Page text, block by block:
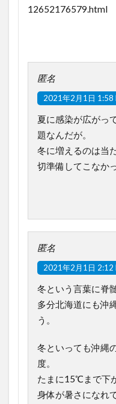
12652176579.html
匿名
2021年2月1日 1:58
夏に感染が広がっ
題なんだが。
冬に増えるのは当
切準備してこなか
匿名
2021年2月1日 2:12
冬という言葉に脊
多分北海道にも沖
う。
冬といっても沖縄
度。
たまに15℃まで下
身体が暑さになれ